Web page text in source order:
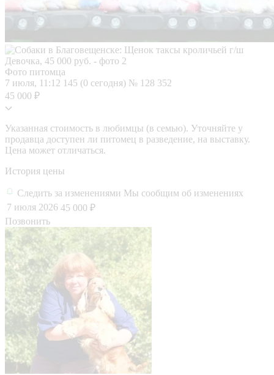
Фото питомца
7 июля, 11:12 145 (0 сегодня) № 128 352
45 000 ₽
Указанная стоимость в любимцы (в семью). Уточняйте у
продавца доступен ли питомец в разведение, на выставку.
Цена может отличаться.
История цены
Следить за изменениями Мы сообщим об изменениях
7 июля 2026 45 000 ₽
Позвонить